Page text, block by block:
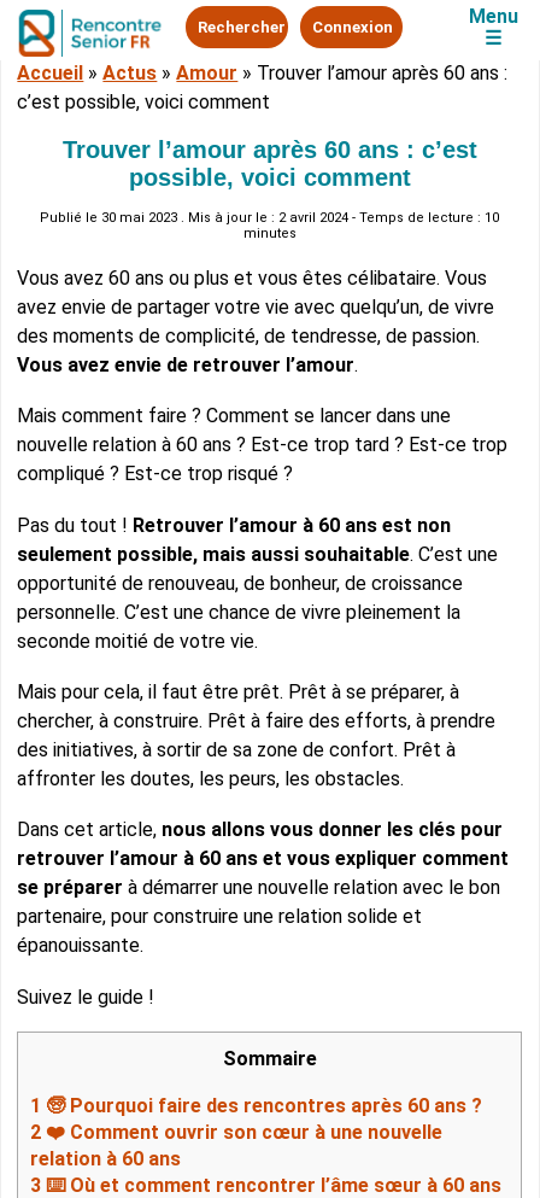
Rechercher Connexion
Menu
☰
Accueil »Actus »Amour » Trouver l’amour après 60 ans :
c’est possible, voici comment
Trouver l’amour après 60 ans : c’est
possible, voici comment
Publié le 30 mai 2023 . Mis à jour le : 2 avril 2024 - Temps de lecture : 10
minutes
Vous avez 60 ans ou plus et vous êtes célibataire. Vous
avez envie de partager votre vie avec quelqu’un, de vivre
des moments de complicité, de tendresse, de passion.
Vous avez envie de retrouver l’amour.
Mais comment faire ? Comment se lancer dans une
nouvelle relation à 60 ans ? Est-ce trop tard ? Est-ce trop
compliqué ? Est-ce trop risqué ?
Pas du tout ! Retrouver l’amour à 60 ans est non
seulement possible, mais aussi souhaitable. C’est une
opportunité de renouveau, de bonheur, de croissance
personnelle. C’est une chance de vivre pleinement la
seconde moitié de votre vie.
Mais pour cela, il faut être prêt. Prêt à se préparer, à
chercher, à construire. Prêt à faire des efforts, à prendre
des initiatives, à sortir de sa zone de confort. Prêt à
affronter les doutes, les peurs, les obstacles.
Dans cet article, nous allons vous donner les clés pour
retrouver l’amour à 60 ans et vous expliquer comment
se préparer à démarrer une nouvelle relation avec le bon
partenaire, pour construire une relation solide et
épanouissante.
Suivez le guide !
Sommaire
1 🧓 Pourquoi faire des rencontres après 60 ans ?
2 ❤️ Comment ouvrir son cœur à une nouvelle
relation à 60 ans
3 ⌨️ Où et comment rencontrer l’âme sœur à 60 ans